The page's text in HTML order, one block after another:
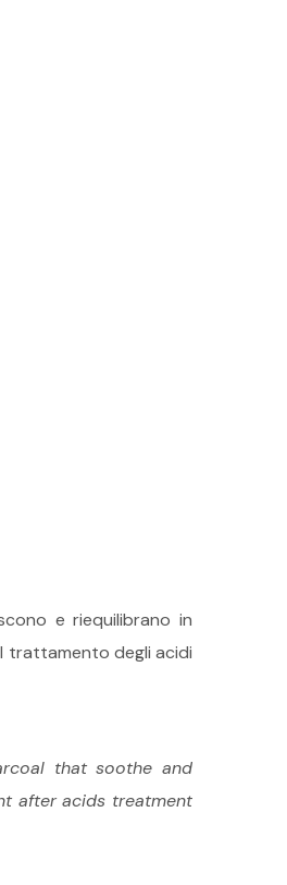
e riequilibrano in
trattamento degli acidi
that soothe and
after acids treatment